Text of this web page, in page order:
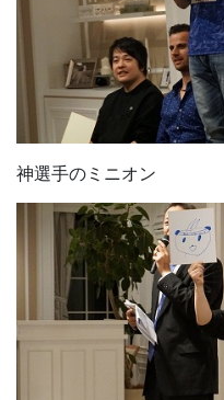
神選手のミニオン